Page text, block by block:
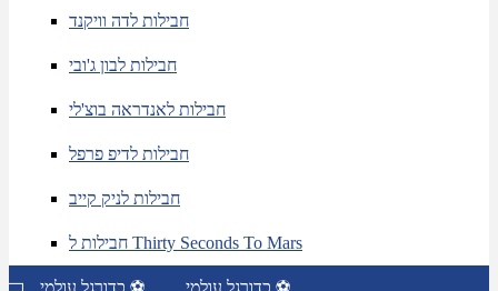
חבילות לדה וויקנד
חבילות לבון ג'ובי
חבילות לאנדראה בוצ'לי
חבילות לדיפ פרפל
חבילות לניק קייב
חבילות ל Thirty Seconds To Mars
כדורגל עולמי ⚽ כדורגל עולמי ⚽